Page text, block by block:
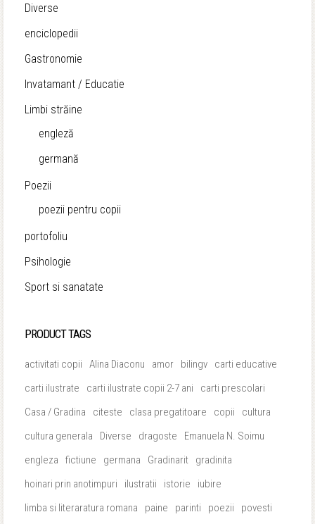
Diverse
enciclopedii
Gastronomie
Invatamant / Educatie
Limbi străine
engleză
germană
Poezii
poezii pentru copii
portofoliu
Psihologie
Sport si sanatate
PRODUCT TAGS
activitati copii Alina Diaconu amor bilingv
carti educative
carti ilustrate
carti ilustrate copii 2-7 ani
carti prescolari
Casa / Gradina
citeste clasa pregatitoare copii
cultura
cultura generala
Diverse dragoste
Emanuela N. Soimu
engleza
fictiune germana Gradinarit
gradinita
hoinari prin anotimpuri
ilustratii istorie
iubire
limba si literaratura romana
paine parinti poezii
povesti